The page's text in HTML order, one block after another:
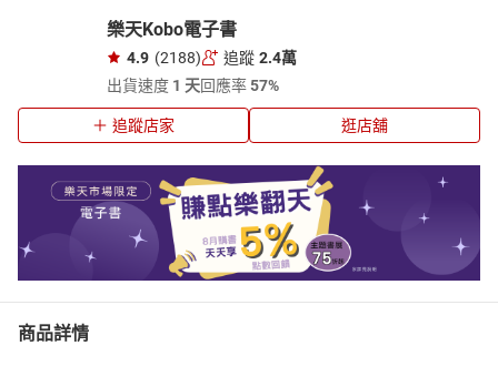
樂天Kobo電子書
4.9 (2188) 追蹤 2.4萬
出貨速度 1 天回應率57%
追蹤店家 逛店舖
商品詳情